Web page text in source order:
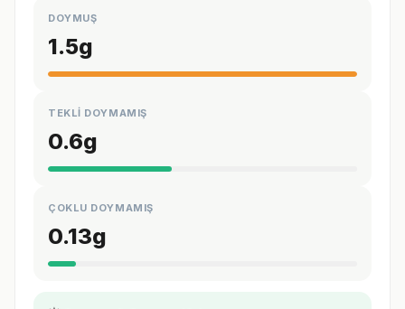
DOYMUŞ
1.5g
TEKLİ DOYMAMIŞ
0.6g
ÇOKLU DOYMAMIŞ
0.13g